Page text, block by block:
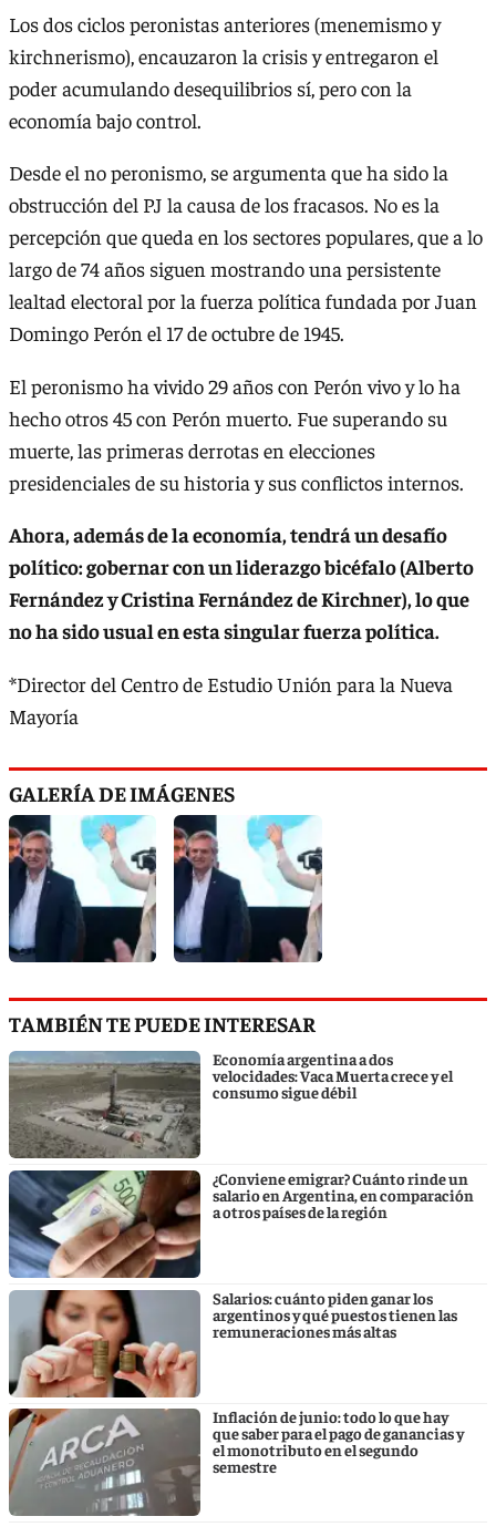
Los dos ciclos peronistas anteriores (menemismo y
kirchnerismo), encauzaron la crisis y entregaron el
poder acumulando desequilibrios sí, pero con la
economía bajo control.
Desde el no peronismo, se argumenta que ha sido la
obstrucción del PJ la causa de los fracasos. No es la
percepción que queda en los sectores populares, que a lo
largo de 74 años siguen mostrando una persistente
lealtad electoral por la fuerza política fundada por Juan
Domingo Perón el 17 de octubre de 1945.
El peronismo ha vivido 29 años con Perón vivo y lo ha
hecho otros 45 con Perón muerto. Fue superando su
muerte, las primeras derrotas en elecciones
presidenciales de su historia y sus conflictos internos.
Ahora, además de la economía, tendrá un desafío
político: gobernar con un liderazgo bicéfalo (Alberto
Fernández y Cristina Fernández de Kirchner), lo que
no ha sido usual en esta singular fuerza política.
*Director del Centro de Estudio Unión para la Nueva
Mayoría
GALERÍA DE IMÁGENES
TAMBIÉN TE PUEDE INTERESAR
Economía argentina a dos
velocidades: Vaca Muerta crece y el
consumo sigue débil
¿Conviene emigrar? Cuánto rinde un
salario en Argentina, en comparación
a otros países de la región
Salarios: cuánto piden ganar los
argentinos y qué puestos tienen las
remuneraciones más altas
Inflación de junio: todo lo que hay
que saber para el pago de ganancias y
el monotributo en el segundo
semestre